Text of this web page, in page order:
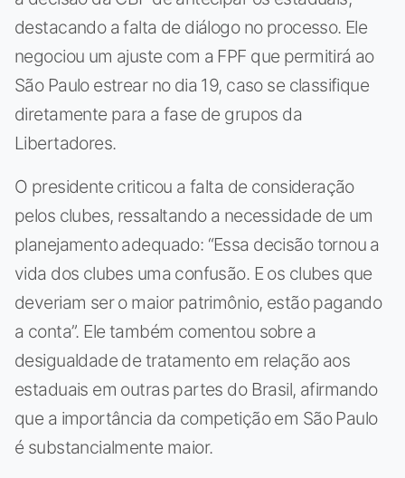
destacando a falta de diálogo no processo. Ele
negociou um ajuste com a FPF que permitirá ao
São Paulo estrear no dia 19, caso se classifique
diretamente para a fase de grupos da
Libertadores.
O presidente criticou a falta de consideração
pelos clubes, ressaltando a necessidade de um
planejamento adequado: “Essa decisão tornou a
vida dos clubes uma confusão. E os clubes que
deveriam ser o maior patrimônio, estão pagando
a conta”. Ele também comentou sobre a
desigualdade de tratamento em relação aos
estaduais em outras partes do Brasil, afirmando
que a importância da competição em São Paulo
é substancialmente maior.